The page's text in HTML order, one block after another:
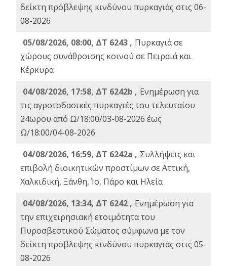
δείκτη πρόβλεψης κινδύνου πυρκαγιάς στις 06-
08-2026
05/08/2026, 08:00, ΔΤ 6243 , Πυρκαγιά σε
χώρους συνάθροισης κοινού σε Πειραιά και
Κέρκυρα
04/08/2026, 17:58, ΔΤ 6242b , Ενημέρωση για
τις αγροτοδασικές πυρκαγιές του τελευταίου
24ωρου από Ω/18:00/03-08-2026 έως
Ω/18:00/04-08-2026
04/08/2026, 16:59, ΔΤ 6242a , Συλλήψεις και
επιβολή διοικητικών προστίμων σε Αττική,
Χαλκιδική, Ξάνθη, Ίο, Πάρο και Ηλεία
04/08/2026, 13:34, ΔΤ 6242 , Ενημέρωση για
την επιχειρησιακή ετοιμότητα του
Πυροσβεστικού Σώματος σύμφωνα με τον
δείκτη πρόβλεψης κινδύνου πυρκαγιάς στις 05-
08-2026